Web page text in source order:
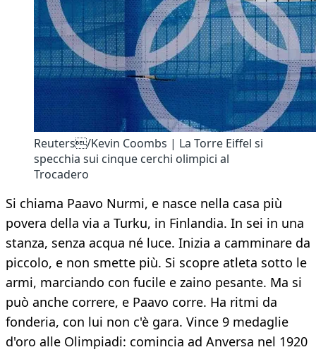
Reuters/Kevin Coombs | La Torre Eiffel si
specchia sui cinque cerchi olimpici al
Trocadero
Si chiama Paavo Nurmi, e nasce nella casa più
povera della via a Turku, in Finlandia. In sei in una
stanza, senza acqua né luce. Inizia a camminare da
piccolo, e non smette più. Si scopre atleta sotto le
armi, marciando con fucile e zaino pesante. Ma si
può anche correre, e Paavo corre. Ha ritmi da
fonderia, con lui non c'è gara. Vince 9 medaglie
d'oro alle Olimpiadi: comincia ad Anversa nel 1920